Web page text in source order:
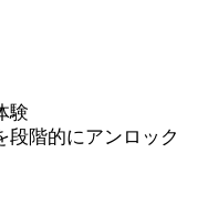
験
段階的にアンロック